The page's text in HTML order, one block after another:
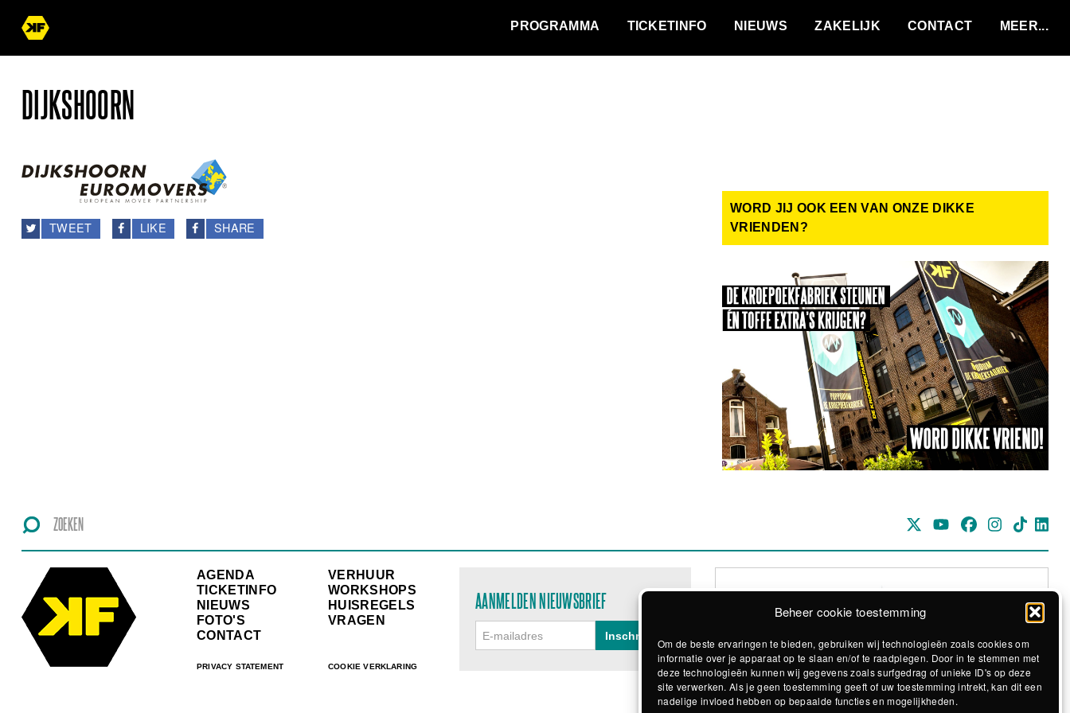
Beheer cookie toestemming
Om de beste ervaringen te bieden, gebruiken wij technologieën zoals cookies om
informatie over je apparaat op te slaan en/of te raadplegen. Door in te stemmen met
deze technologieën kunnen wij gegevens zoals surfgedrag of unieke ID's op deze
site verwerken. Als je geen toestemming geeft of uw toestemming intrekt, kan dit een
nadelige invloed hebben op bepaalde functies en mogelijkheden.
PROGRAMMA TICKETINFO NIEUWS ZAKELIJK CONTACT
DIJKSHOORN
TWEET LIKE SHARE
WORD JIJ OOK EEN VAN ONZE DIKKE
VRIENDEN?
AGENDA
TICKETINFO
NIEUWS
FOTO'S
CONTACT
PRIVACY STATEMENT
VERHUUR
WORKSHOPS
HUISREGELS
VRAGEN
COOKIE VERKLARING
AANMELDEN NIEUWSBRIEF
Realisatie The MindOffice